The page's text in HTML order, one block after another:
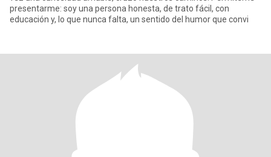
presentarme: soy una persona honesta, de trato fácil, con
educación y, lo que nunca falta, un sentido del humor que convi